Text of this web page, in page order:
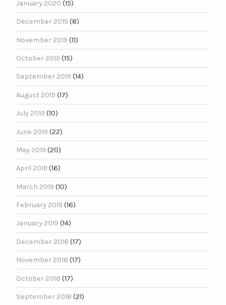
January 2020 (15)
December 2019 (8)
November 2019 (11)
October 2019 (15)
September 2019 (14)
August 2019 (17)
July 2019 (10)
June 2019 (22)
May 2019 (20)
April 2019 (16)
March 2019 (10)
February 2019 (16)
January 2019 (14)
December 2018 (17)
November 2018 (17)
October 2018 (17)
September 2018 (21)